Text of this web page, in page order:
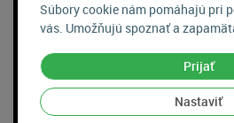
Súbory cookie nám pomáhajú pri
vás. Umožňujú spoznať a
Prijať
Nastaviť